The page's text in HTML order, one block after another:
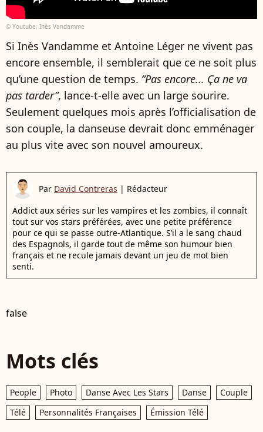
© Youtube, Inès Vandamme
Si Inès Vandamme et Antoine Léger ne vivent pas
encore ensemble, il semblerait que ce ne soit plus
qu’une question de temps. “Pas encore... Ça ne va
pas tarder”, lance-t-elle avec un large sourire.
Seulement quelques mois après l’officialisation de
son couple, la danseuse devrait donc emménager
au plus vite avec son nouvel amoureux.
Par David Contreras | Rédacteur
Addict aux séries sur les vampires et les zombies, il connaît
tout sur vos stars préférées, avec une petite préférence
pour ce qui se passe outre-Atlantique. S’il a le sang chaud
des Espagnols, il garde tout de même son humour bien
français et ne recule jamais devant un jeu de mot bien
senti.
false
Mots clés
People Photo Danse Avec Les Stars Danse
Couple
Télé
Personnalités Françaises Émission Télé